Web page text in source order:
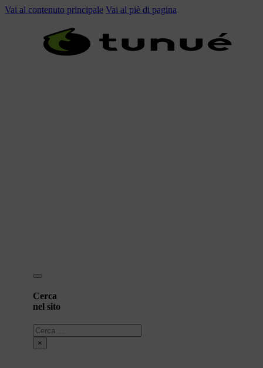
Vai al contenuto principale Vai al piè di pagina
Cerca
nel sito
Cerca
×